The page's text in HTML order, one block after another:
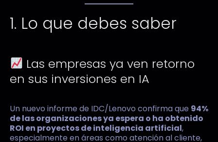
1. Lo que debes saber
Las empresas ya ven retorno
en sus inversiones en IA
Un nuevo informe de IDC/Lenovo confirma que 94%
de las organizaciones ya espera o ha obtenido
ROI en proyectos de inteligencia artificial,
especialmente en áreas como atención al cliente,